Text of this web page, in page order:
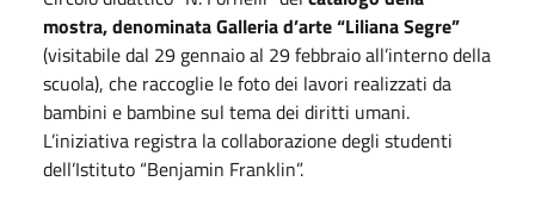
mostra, denominata Galleria d’arte “Liliana Segre”
(visitabile dal 29 gennaio al 29 febbraio all’interno della
scuola), che raccoglie le foto dei lavori realizzati da
bambini e bambine sul tema dei diritti umani.
L’iniziativa registra la collaborazione degli studenti
dell’Istituto “Benjamin Franklin”.